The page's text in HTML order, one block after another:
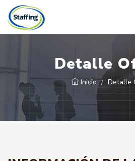
Detalle
Inicio Detalle